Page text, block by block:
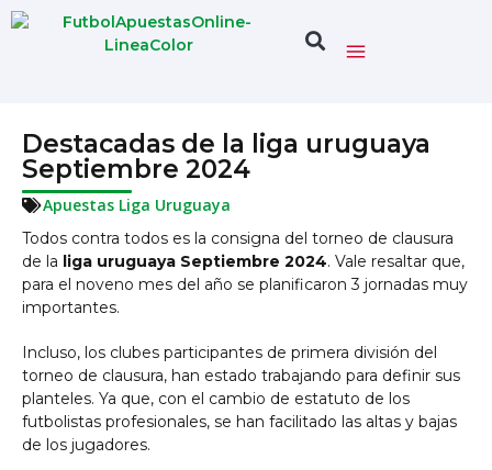
Destacadas de la liga uruguaya
Septiembre 2024
Apuestas Liga Uruguaya
Todos contra todos es la consigna del torneo de clausura
de la liga uruguaya Septiembre 2024. Vale resaltar que,
para el noveno mes del año se planificaron 3 jornadas muy
importantes.
Incluso, los clubes participantes de primera división del
torneo de clausura, han estado trabajando para definir sus
planteles. Ya que, con el cambio de estatuto de los
futbolistas profesionales, se han facilitado las altas y bajas
de los jugadores.